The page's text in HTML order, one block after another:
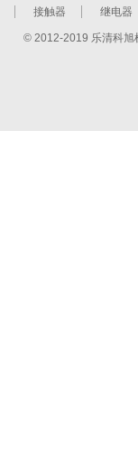
接触器 继电器
© 2012-2019 乐清科旭